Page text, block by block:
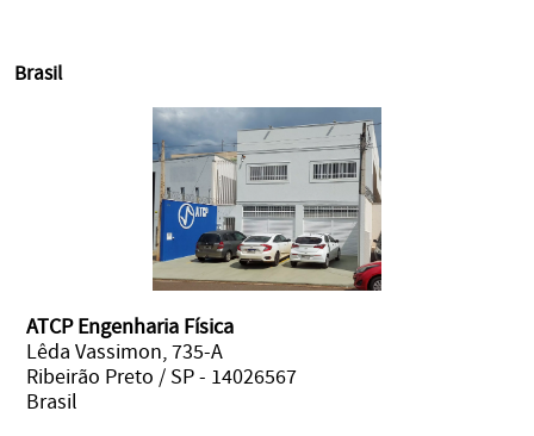
Brasil
ATCP Engenharia Física
Lêda Vassimon, 735-A
Ribeirão Preto / SP - 14026567
Brasil